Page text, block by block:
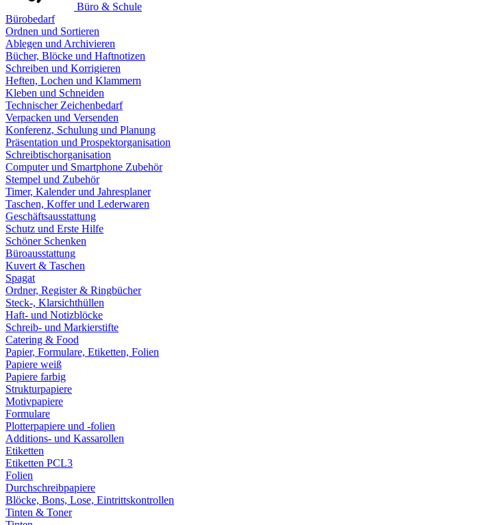
Büro & Schule
Bürobedarf
Ordnen und Sortieren
Ablegen und Archivieren
Bücher, Blöcke und Haftnotizen
Schreiben und Korrigieren
Heften, Lochen und Klammern
Kleben und Schneiden
Technischer Zeichenbedarf
Verpacken und Versenden
Konferenz, Schulung und Planung
Präsentation und Prospektorganisation
Schreibtischorganisation
Computer und Smartphone Zubehör
Stempel und Zubehör
Timer, Kalender und Jahresplaner
Taschen, Koffer und Lederwaren
Geschäftsausstattung
Schutz und Erste Hilfe
Schöner Schenken
Büroausstattung
Kuvert & Taschen
Spagat
Ordner, Register & Ringbücher
Steck-, Klarsichthüllen
Haft- und Notizblöcke
Schreib- und Markierstifte
Catering & Food
Papier, Formulare, Etiketten, Folien
Papiere weiß
Papiere farbig
Strukturpapiere
Motivpapiere
Formulare
Plotterpapiere und -folien
Additions- und Kassarollen
Etiketten
Etiketten PCL3
Folien
Durchschreibpapiere
Blöcke, Bons, Lose, Eintrittskontrollen
Tinten & Toner